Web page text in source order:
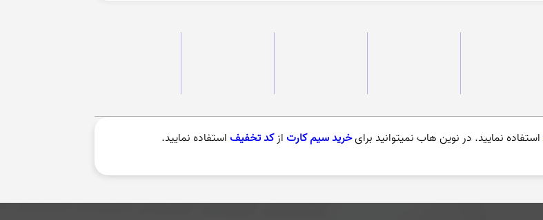
استفاده نمایید. در نوین هاب نمیتوانید برایخرید سیم کارت ازکد تخفیف استفاده نمایید.